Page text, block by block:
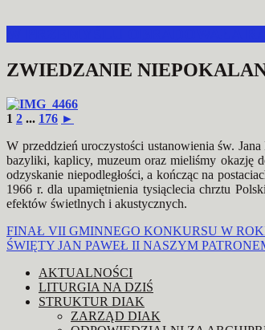
ZWIEDZANIE
1 2 ... 176 ►
W przeddzień uroczystości ustanowienia św.
bazyliki, kaplicy, muzeum oraz mieliśmy okazję
odzyskanie niepodległości, a kończąc na
1966 r. dla upamiętnienia tysiąclecia chrztu
efektów świetlnych i akustycznych.
Nawigacja
wpisu
FINAŁ VII GMINNEGO KONKURSU W
ŚWIĘTY JAN PAWEŁ II NASZYM
AKTUALNOŚCI
LITURGIA NA DZIŚ
STRUKTUR DIAK
ZARZĄD DIAK